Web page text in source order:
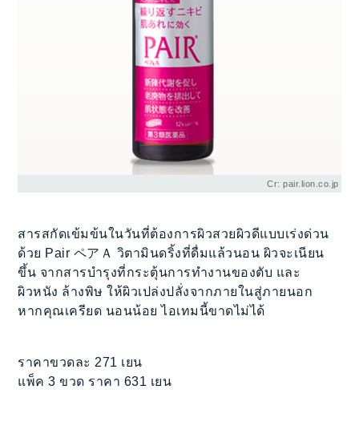
Cr: pair.lion.co.jp
สารสกัดเข้มข้นในวันที่ต้องการผิวสวยผิวดีแบบเร่งด่วน
ด้วย Pair ペアＡ วิตามินดริ้งที่ดื่มแล้วนอน ผิวจะเนียน
ขึ้น จากสารบำรุงที่กระตุ้นการทำงานของตับ และ
ผิวหนัง ล้างพิษ ให้ผิวเปล่งปลั่งจากภายในสู่ภายนอก
หากคุณเครียด นอนน้อย ไอเทมนี้ขาดไม่ได้
ราคาขวดละ 271 เยน
แพ็ค 3 ขวด ราคา 631 เยน